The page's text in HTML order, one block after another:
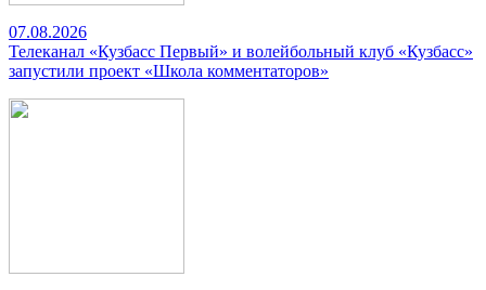
07.08.2026
Телеканал «Кузбасс Первый» и волейбольный клуб «Кузбасс»
запустили проект «Школа комментаторов»